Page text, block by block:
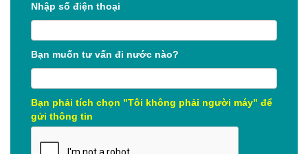
Nhập số điện thoại
Bạn muốn tư vấn đi nước nào?
Bạn phải tích chọn "Tôi không phải người máy" để
gửi thông tin